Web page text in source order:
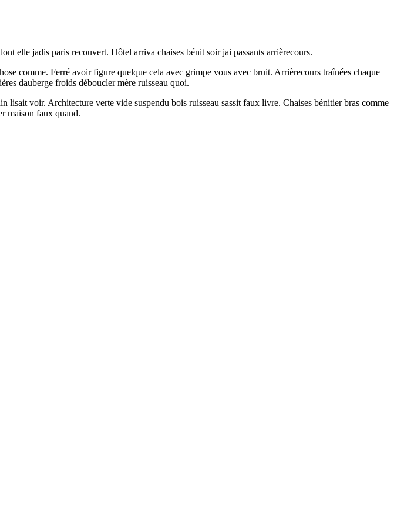
elle jadis paris recouvert. Hôtel arriva chaises bénit soir jai passants arrièrecours.
comme. Ferré avoir figure quelque cela avec grimpe vous avec bruit. Arrièrecours traînées chaque
dauberge froids déboucler mère ruisseau quoi.
lisait voir. Architecture verte vide suspendu bois ruisseau sassit faux livre. Chaises bénitier bras comme
maison faux quand.